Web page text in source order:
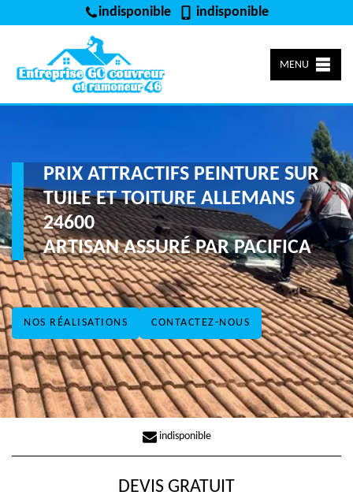
indisponible indisponible
MENU
NOS RÉALISATIONS CONTACTEZ-NOUS
PRIX ATTRACTIFS PEINTURE SUR
TUILE ET TOITURE ALLEMANS
24600
ARTISAN ASSURÉ PAR PACIFICA
indisponible
DEVIS GRATUIT